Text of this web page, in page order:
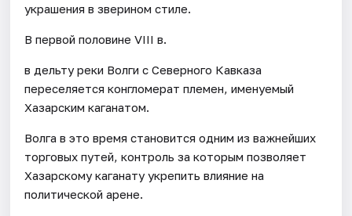
украшения в зверином стиле.
В первой половине VIII в.
в дельту реки Волги с Северного Кавказа
переселяется конгломерат племен, именуемый
Хазарским каганатом.
Волга в это время становится одним из важнейших
торговых путей, контроль за которым позволяет
Хазарскому каганату укрепить влияние на
политической арене.